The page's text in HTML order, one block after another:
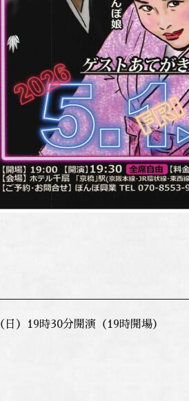
）19時30分開演（19時開場）